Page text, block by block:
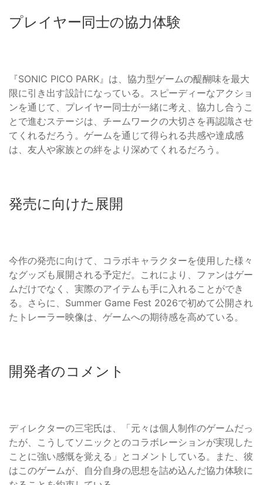
プレイヤー同士の協力体験
『SONIC PICO PARK』は、協力型ゲームの醍醐味を最大
限に引き出す設計になっている。スピーディーなアクショ
ンを通じて、プレイヤー同士が一緒に考え、協力し合うこ
とで進むステージは、チームワークの大切さを再認識させ
てくれるだろう。ゲームを通じて得られる共感や達成感
は、友人や家族との絆をより深めてくれるだろう。
発売に向けた展開
今作の発売に向けて、コラボキャラクターを使用した様々
なグッズも展開される予定だ。これにより、ファンはゲー
ムだけでなく、実際のアイテムも手に入れることができ
る。さらに、Summer Game Fest 2026で初めて公開され
たトレーラー映像は、ゲームへの期待感を高めている。
開発者のコメント
ディレクターの三宅氏は、「元々は個人制作のゲームだっ
たが、こうしてソニックとのコラボレーションが実現した
ことに強い感慨を覚える」とコメントしている。また、彼
はこのゲームが、自分自身の思想を詰め込んだ協力体験に